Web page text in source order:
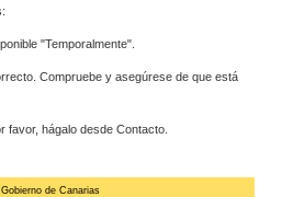
"Temporalmente".
Compruebe y asegúrese de que está
favor, hágalo desde Contacto.
de Canarias